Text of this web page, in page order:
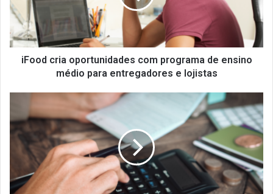
de
ensino
médio
para
entregadores
iFood cria oportunidades com programa de ensino
médio para entregadores e lojistas
Inadimplência
Brasil
atinge
2024,
enquanto